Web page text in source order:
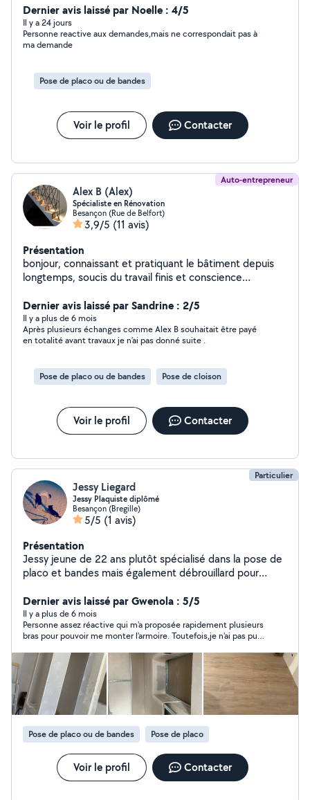
Dernier avis laissé par Noelle : 4/5
Il y a 24 jours
Personne reactive aux demandes,mais ne correspondait pas à
ma demande
Pose de placo ou de bandes
Voir le profil Contacter
Auto-entrepreneur
Alex B (Alex)
Spécialiste en Rénovation
Besançon (Rue de Belfort)
3,9/5 (11 avis)
Présentation
bonjour, connaissant et pratiquant le bâtiment depuis
longtemps, soucis du travail finis et conscience
expérimentés , parquet, plomberie, isolation peinture...
n'hésitez pas
Dernier avis laissé par Sandrine : 2/5
Il y a plus de 6 mois
Après plusieurs échanges comme Alex B souhaitait être payé
en totalité avant travaux je n’ai pas donné suite .
Pose de placo ou de bandes Pose de cloison
Voir le profil Contacter
Particulier
Jessy Liegard
Jessy Plaquiste diplômé
Besançon (Bregille)
5/5 (1 avis)
Présentation
Jessy jeune de 22 ans plutôt spécialisé dans la pose de
placo et bandes mais également débrouillard pour
motiver à aider
Dernier avis laissé par Gwenola : 5/5
Il y a plus de 6 mois
Personne assez réactive qui m'a proposée rapidement plusieurs
bras pour pouvoir me monter l'armoire. Toutefois,je n'ai pas pu
midi pour la prestation
Pose de placo ou de bandes Pose de placo
Voir le profil Contacter